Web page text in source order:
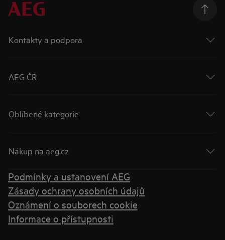
Kontakty a podpora
AEG ČR
Oblíbené kategorie
Nákup na aeg.cz
Podmínky a ustanovení AEG
Zásady ochrany osobních údajů
Oznámení o souborech cookie
Informace o přístupnosti